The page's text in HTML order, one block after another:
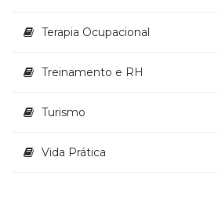
Terapia Ocupacional
Treinamento e RH
Turismo
Vida Prática